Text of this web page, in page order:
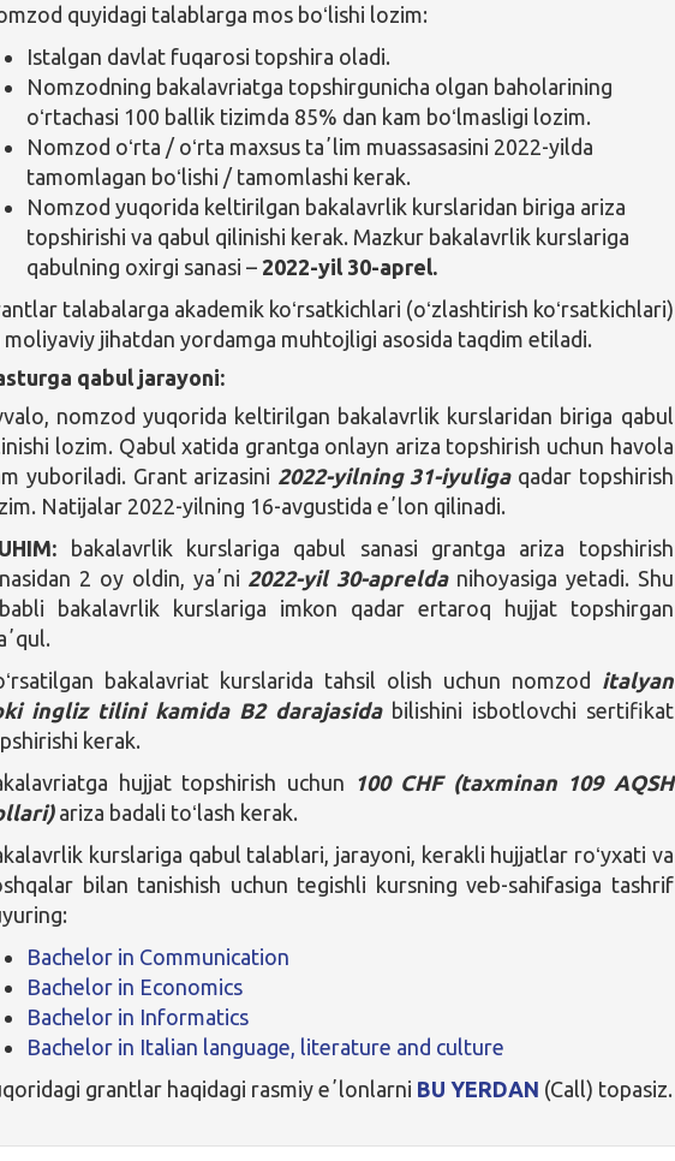
quyidagi talablarga mos boʻlishi lozim:
Istalgan davlat fuqarosi topshira oladi.
Nomzodning bakalavriatga topshirgunicha olgan baholarining
oʻrtachasi 100 ballik tizimda 85% dan kam boʻlmasligi lozim.
Nomzod oʻrta / oʻrta maxsus taʼlim muassasasini 2022-yilda
tamomlagan boʻlishi / tamomlashi kerak.
Nomzod yuqorida keltirilgan bakalavrlik kurslaridan biriga ariza
topshirishi va qabul qilinishi kerak. Mazkur bakalavrlik kurslariga
qabulning oxirgi sanasi – 2022-yil 30-aprel.
talabalarga akademik koʻrsatkichlari (oʻzlashtirish koʻrsatkichlari)
moliyaviy jihatdan yordamga muhtojligi asosida taqdim etiladi.
qabul jarayoni:
nomzod yuqorida keltirilgan bakalavrlik kurslaridan biriga qabul
lozim. Qabul xatida grantga onlayn ariza topshirish uchun havola
yuboriladi. Grant arizasini 2022-yilning 31-iyuligaqadar topshirish
Natijalar 2022-yilning 16-avgustida eʼlon qilinadi.
bakalavrlik kurslariga qabul sanasi grantga ariza topshirish
2 oy oldin, yaʼni 2022-yil 30-apreldanihoyasiga yetadi. Shu
bakalavrlik kurslariga imkon qadar ertaroq hujjat topshirgan
bakalavriat kurslarida tahsil olish uchun nomzod italyan
ingliz tilini kamida B2 darajasida bilishini isbotlovchi sertifikat
kerak.
hujjat topshirish uchun 100 CHF (taxminan 109 AQSH
ariza badali toʻlash kerak.
kurslariga qabul talablari, jarayoni, kerakli hujjatlar roʻyxati va
bilan tanishish uchun tegishli kursning veb-sahifasiga tashrif
Bachelor in Communication
Bachelor in Economics
Bachelor in Informatics
Bachelor in Italian language, literature and culture
grantlar haqidagi rasmiy eʼlonlarni BU YERDAN (Call) topasiz.